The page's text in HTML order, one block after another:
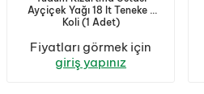
Ayçiçek Yağı 18 lt Teneke 1
Koli (1 Adet)
Fiyatları görmek için
giriş yapınız